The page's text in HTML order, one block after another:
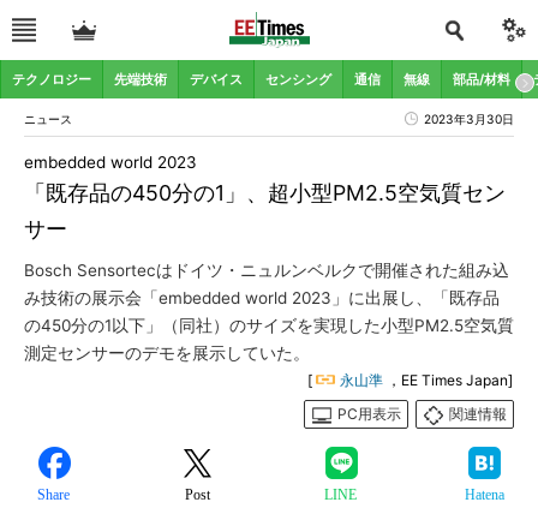
テクノロジー 先端技術 デバイス センシング 通信 無線 部品/材料
ニュース 2023年3月30日
「既存品の450分の1」、超小型PM2.5空気質セン
サー
embedded world 2023
Bosch Sensortecはドイツ・ニュルンベルクで開催された組み込
み技術の展示会「embedded world 2023」に出展し、「既存品
の450分の1以下」（同社）のサイズを実現した小型PM2.5空気質
測定センサーのデモを展示していた。
[ 永山準 ，EE Times Japan]
PC用表示
関連情報
Share Post LINE Hatena